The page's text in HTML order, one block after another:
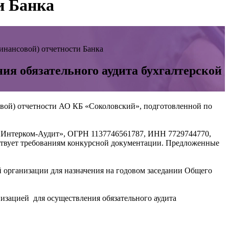
Банка
отчетности Банка
обязательного аудита бухгалтерской
отчетности АО КБ «Соколовский», подготовленной по
Аудит», ОГРН 1137746561787, ИНН 7729744770,
требованиям конкурсной документации. Предложенные
для назначения на годовом заседании Общего
для осуществления обязательного аудита